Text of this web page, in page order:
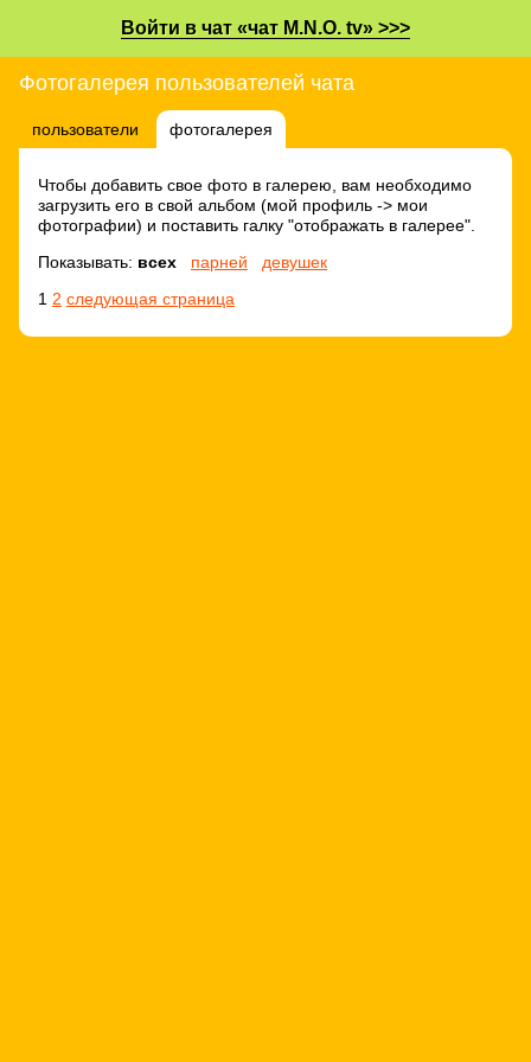
Войти в чат «чат M.N.O. tv» >>>
Фотогалерея пользователей чата
пользователи фотогалерея
Чтобы добавить свое фото в галерею, вам необходимо
загрузить его в свой альбом (мой профиль -> мои
фотографии) и поставить галку "отображать в галерее".
Показывать: всех парней
девушек
1 2 следующая страница